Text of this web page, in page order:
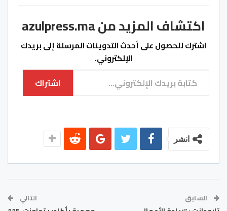
اكتشاف المزيد من azulpress.ma
اشترك للحصول على أحدث التدوينات المرسلة إلى بريدك
الإلكتروني.
كتابة بريدك الإلكتروني...
اشتراك
انشر
السابق التالي